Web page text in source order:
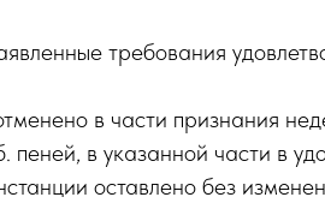
требования
в части признания
в указанной части в
оставлено без